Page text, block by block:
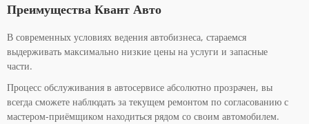
Преимущества Квант Авто
В современных условиях ведения автобизнеса, стараемся
выдерживать максимально низкие цены на услуги и запасные
части.
Процесс обслуживания в автосервисе абсолютно прозрачен, вы
всегда сможете наблюдать за текущем ремонтом по согласованию с
мастером-приёмщиком находиться рядом со своим автомобилем.